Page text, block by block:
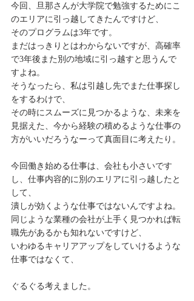
今回、旦那さんが大学院で勉強するためにこ
のエリアに引っ越してきたんですけど、
そのプログラムは3年です。
まだはっきりとはわからないですが、高確率
で3年後また別の地域に引っ越すと思うんで
すよね。
そうなったら、私は引越し先でまた仕事探し
をするわけで、
その時にスムーズに見つかるような、未来を
見据えた、今から経験の積めるような仕事の
方がいいだろうなーって真面目に考えたり。
今回働き始める仕事は、会社も小さいです
し、仕事内容的に別のエリアに引っ越したと
して、
潰しが効くような仕事ではないんですよね。
同じような業種の会社が上手く見つかれば転
職先があるかも知れないですけど、
いわゆるキャリアアップをしていけるような
仕事ではなくて、
ぐるぐる考えました。